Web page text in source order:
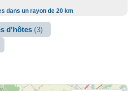
dans un rayon de 20 km
d'hôtes (3)